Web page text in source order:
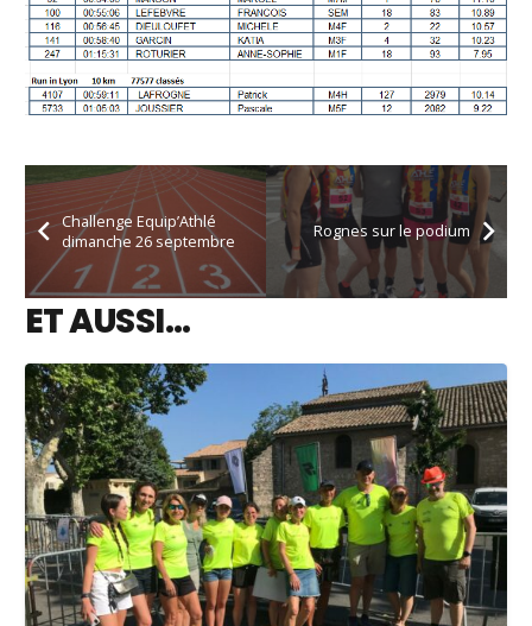
Challenge Equip’Athlé
dimanche 26 septembre
Rognes sur le podium
ET AUSSI…